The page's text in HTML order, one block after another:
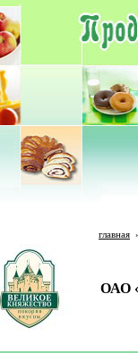
главная
ОАО